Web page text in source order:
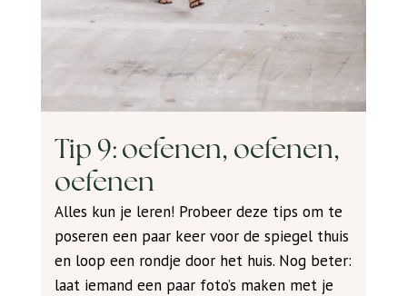
Tip 9: oefenen, oefenen,
oefenen
Alles kun je leren! Probeer deze tips om te
poseren een paar keer voor de spiegel thuis
en loop een rondje door het huis. Nog beter:
laat iemand een paar foto’s maken met je